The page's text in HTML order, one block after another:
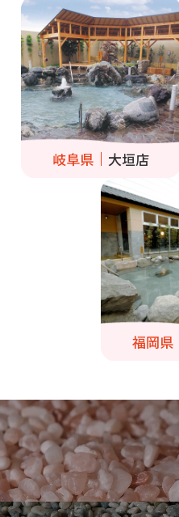
岐阜県 大垣店
福岡県